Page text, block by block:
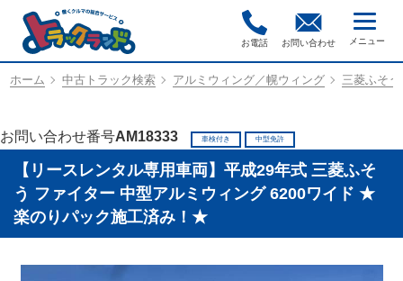
お電話 お問い合わせ
ホーム 中古トラック検索 アルミウィング／幌ウィング 三菱ふそ
お問い合わせ番号AM18333 車検付き 中型免許
【リースレンタル専用車両】平成29年式 三菱ふそ
う ファイター 中型アルミウィング 6200ワイド ★
楽のりパック施工済み！★